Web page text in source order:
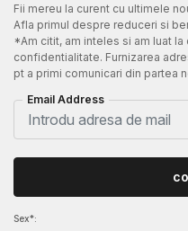
Fii mereu la curent cu ultimele
Afla primul despre reduceri si
*Am citit, am inteles si am luat
confidentialitate. Furnizarea
pt a primi comunicari din partea
Email Address
Sex*: